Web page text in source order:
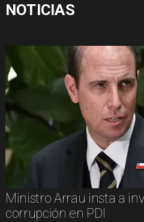
NOTICIAS
Ministro Arrau insta a
corrupción en PDI